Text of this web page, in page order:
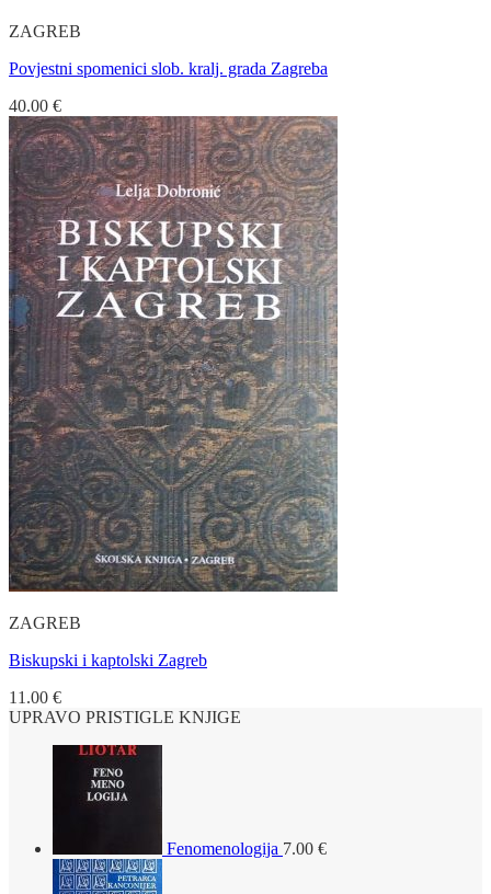
ZAGREB
Povjestni spomenici slob. kralj. grada Zagreba
40.00 €
ZAGREB
Biskupski i kaptolski Zagreb
11.00 €
UPRAVO PRISTIGLE KNJIGE
Fenomenologija 7.00 €